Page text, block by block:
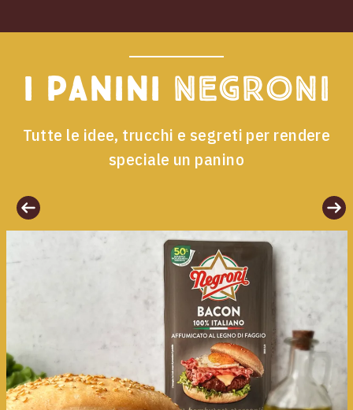
I panini Negroni
Tutte le idee, trucchi e segreti per rendere
speciale un panino